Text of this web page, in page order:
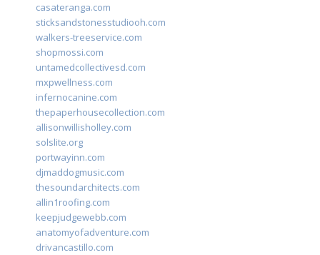
casateranga.com
sticksandstonesstudiooh.com
walkers-treeservice.com
shopmossi.com
untamedcollectivesd.com
mxpwellness.com
infernocanine.com
thepaperhousecollection.com
allisonwillisholley.com
solslite.org
portwayinn.com
djmaddogmusic.com
thesoundarchitects.com
allin1roofing.com
keepjudgewebb.com
anatomyofadventure.com
drivancastillo.com